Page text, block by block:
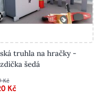
truhla na hračky -
šedá
Kč
Kč